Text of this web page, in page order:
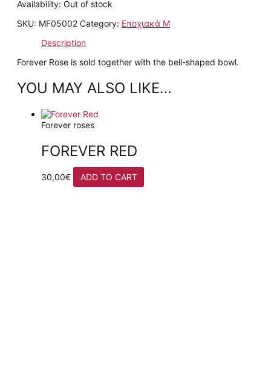
Availability: Out of stock
SKU: MF05002 Category: Εποχιακά Μ
Description
Forever Rose is sold together with the bell-shaped bowl.
YOU MAY ALSO LIKE…
Forever roses
FOREVER RED
30,00€ ADD TO CART